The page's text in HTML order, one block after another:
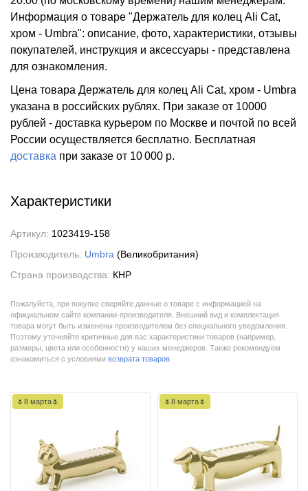
Информация о товаре "Держатель для колец Ali Cat,
хром - Umbra": описание, фото, характеристики, отзывы
покупателей, инструкция и аксессуары - представлена
для ознакомления.
Цена товара Держатель для колец Ali Cat, хром - Umbra
указана в российских рублях. При заказе от 10000
рублей - доставка курьером по Москве и почтой по всей
России осуществляется бесплатно. Бесплатная
доставка при заказе от 10 000 р.
Характеристики
Артикул: 1023419-158
Производитель: Umbra (Великобритания)
Страна производства: КНР
Пожалуйста, при покупке сверяйте данные о товаре с информацией на
официальном сайте компании-производителя. Внешний вид и комплектация
товара могут быть изменены производителем без специального уведомления.
Поэтому уточняйте критичные для вас характеристики товаров (например,
размеры, цвета или особенности) у наших менеджеров. Также рекомендуем
ознакомиться с условиями возврата товаров
🌷8 марта🌷 🌷8 марта🌷